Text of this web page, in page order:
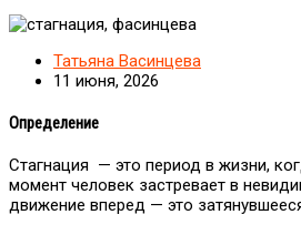
Татьяна Васинцева
11 июня, 2026
Определение
Стагнация — это период в жизни,
момент человек застревает в
движение вперед — это